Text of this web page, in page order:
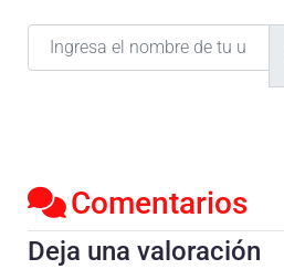
Ingresa el nombre de tu ubicación
Comentarios
Deja una valoración